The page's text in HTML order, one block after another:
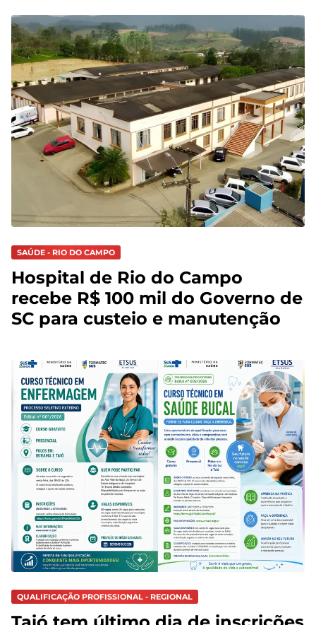
SAÚDE - RIO DO CAMPO
Hospital de Rio do Campo
recebe R$ 100 mil do Governo de
SC para custeio e manutenção
QUALIFICAÇÃO PROFISSIONAL - REGIONAL